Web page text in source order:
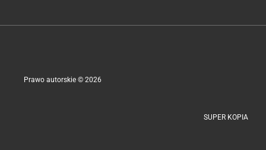
Prawo autorskie © 2026
SUPER KOPIA